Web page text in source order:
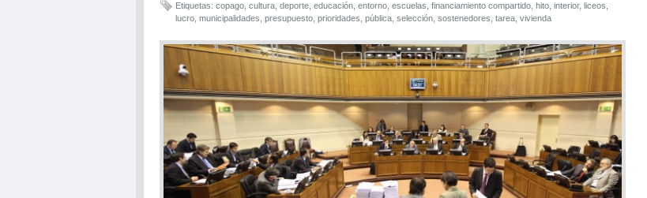
Etiquetas: copago cultura deporte educación entorno escuelas financiamiento compartido hito interior, liceos
lucro municipalidades presupuesto prioridades pública selección sostenedores tarea vivienda